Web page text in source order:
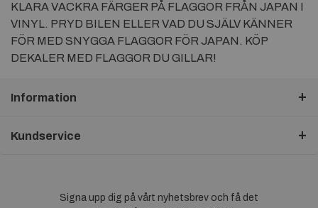
KLARA VACKRA FÄRGER PÅ FLAGGOR FRÅN JAPAN I
VINYL. PRYD BILEN ELLER VAD DU SJÄLV KÄNNER
FÖR MED SNYGGA FLAGGOR FÖR JAPAN. KÖP
DEKALER MED FLAGGOR DU GILLAR!
Information
Kundservice
Signa upp dig på vårt nyhetsbrev och få det